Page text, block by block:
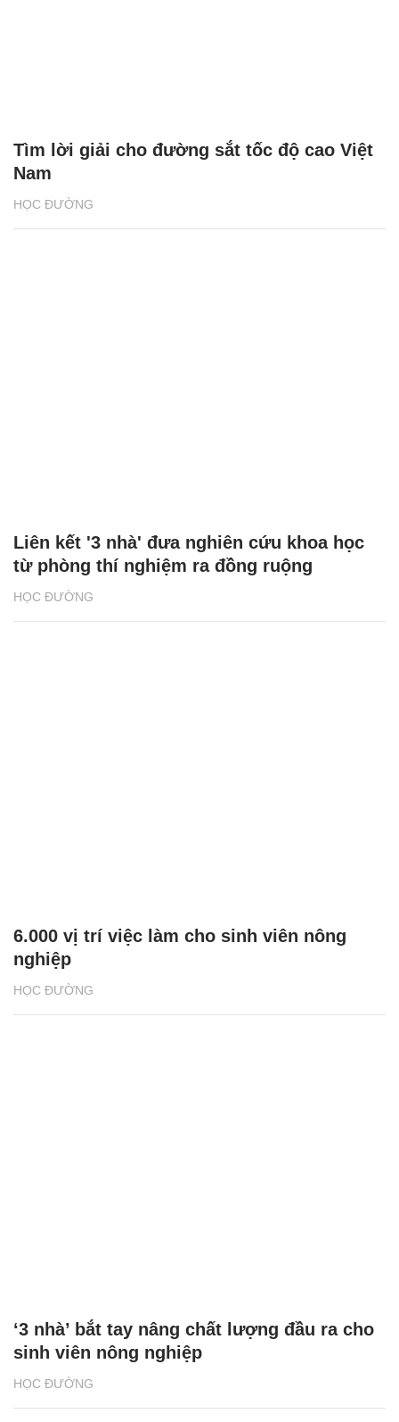
HỌC ĐƯỜNG
Tìm lời giải cho đường sắt tốc độ cao Việt
Nam
HỌC ĐƯỜNG
Liên kết '3 nhà' đưa nghiên cứu khoa học
từ phòng thí nghiệm ra đồng ruộng
HỌC ĐƯỜNG
6.000 vị trí việc làm cho sinh viên nông
nghiệp
HỌC ĐƯỜNG
‘3 nhà’ bắt tay nâng chất lượng đầu ra cho
sinh viên nông nghiệp